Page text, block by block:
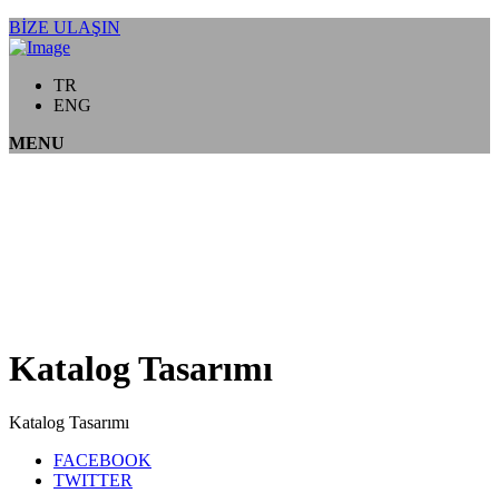
BİZE ULAŞIN
TR
ENG
MENU
Katalog Tasarımı
Katalog Tasarımı
FACEBOOK
TWITTER